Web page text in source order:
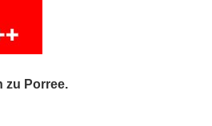
zu Porree.